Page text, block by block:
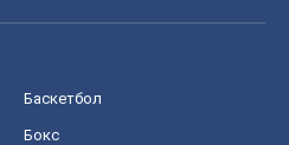
Баскетбол
Бокс